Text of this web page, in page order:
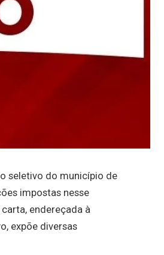
seletivo do município de
impostas nesse
endereçada à
expõe diversas